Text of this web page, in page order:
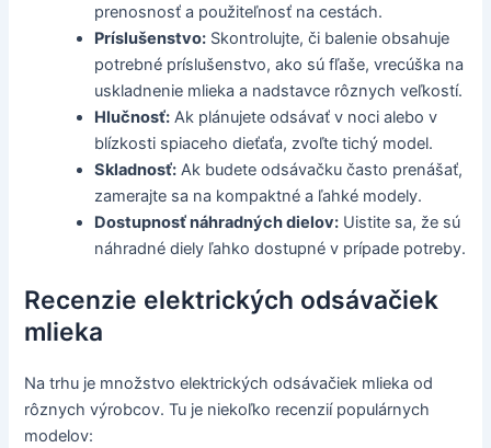
prenosnosť a použiteľnosť na cestách.
Príslušenstvo: Skontrolujte, či balenie obsahuje
potrebné príslušenstvo, ako sú fľaše, vrecúška na
uskladnenie mlieka a nadstavce rôznych veľkostí.
Hlučnosť: Ak plánujete odsávať v noci alebo v
blízkosti spiaceho dieťaťa, zvoľte tichý model.
Skladnosť: Ak budete odsávačku často prenášať,
zamerajte sa na kompaktné a ľahké modely.
Dostupnosť náhradných dielov: Uistite sa, že sú
náhradné diely ľahko dostupné v prípade potreby.
Recenzie elektrických odsávačiek
mlieka
Na trhu je množstvo elektrických odsávačiek mlieka od
rôznych výrobcov. Tu je niekoľko recenzií populárnych
modelov: